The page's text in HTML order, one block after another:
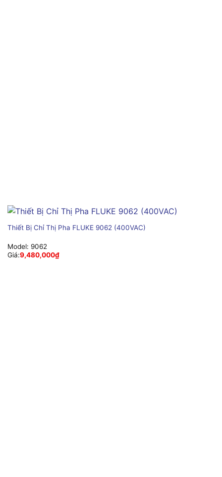
Thiết Bị Chỉ Thị Pha FLUKE 9062 (400VAC)
Model: 9062
Giá:9,480,000₫